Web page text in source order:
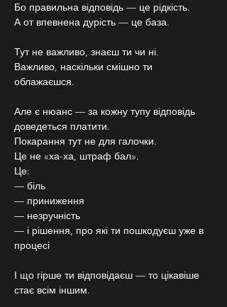
Бо правильна відповідь — це рідкість.
А от впевнена дурість — це база.
Тут не важливо, знаєш ти чи ні.
Важливо, наскільки смішно ти
облажаєшся.
Але є нюанс — за кожну тупу відповідь
доведеться платити.
Покарання тут не для галочки.
Це не «ха-ха, штраф бал».
Це:
— біль
— приниження
— незручність
— і рішення, про які ти пошкодуєш уже в
процесі
І що гірше ти відповідаєш — то цікавіше
стає всім іншим.